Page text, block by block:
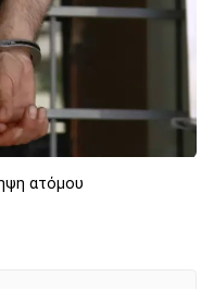
ατόμου